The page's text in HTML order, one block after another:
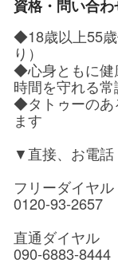
資格・問い合わ
◆18歳以上55
り）
◆心身ともに健
時間を守れる
◆タトゥーのあ
ます
▼直接、お電
フリーダイヤル
0120-93-2657
直通ダイヤル
090-6883-8444